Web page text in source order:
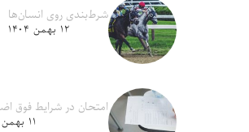
شرط‌بندی روی انسان‌ها
۱۲ بهمن ۱۴۰۴
امتحان در شرایط فوق
۱۱ بهمن ۱۴۰۴